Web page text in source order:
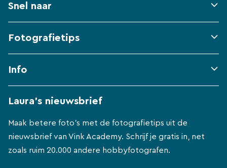
Snel naar
Fotografietips
Info
Laura's nieuwsbrief
Maak betere foto's met de fotografietips uit de
nieuwsbrief van Vink Academy. Schrijf je gratis in, net
zoals ruim 20.000 andere hobbyfotografen.